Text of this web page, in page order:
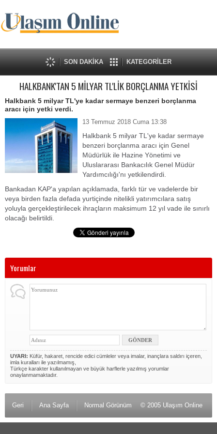
SON DAKİKA KATEGORİLER
HALKBANK'TAN 5 MİLYAR TL'LİK BORÇLANMA YETKİSİ
Halkbank 5 milyar TL'ye kadar sermaye benzeri borçlanma
aracı için yetki verdi.
13 Temmuz 2018 Cuma 13:38
Halkbank 5 milyar TL'ye kadar sermaye
benzeri borçlanma aracı için Genel
Müdürlük ile Hazine Yönetimi ve
Uluslararası Bankacılık Genel Müdür
Yardımcılığı'nı yetkilendirdi.
Bankadan KAP'a yapılan açıklamada, farklı tür ve vadelerde bir
veya birden fazla defada yurtiçinde nitelikli yatırımcılara satış
yoluyla gerçekleştirilecek ihraçların maksimum 12 yıl vade ile sınırlı
olacağı belirtildi.
Yorumlar
UYARI: Küfür, hakaret, rencide edici cümleler veya imalar, inançlara saldırı içeren,
imla kuralları ile yazılmamış,
Türkçe karakter kullanılmayan ve büyük harflerle yazılmış yorumlar
onaylanmamaktadır.
Geri Ana Sayfa Normal Görünüm © 2005 Ulaşım Online